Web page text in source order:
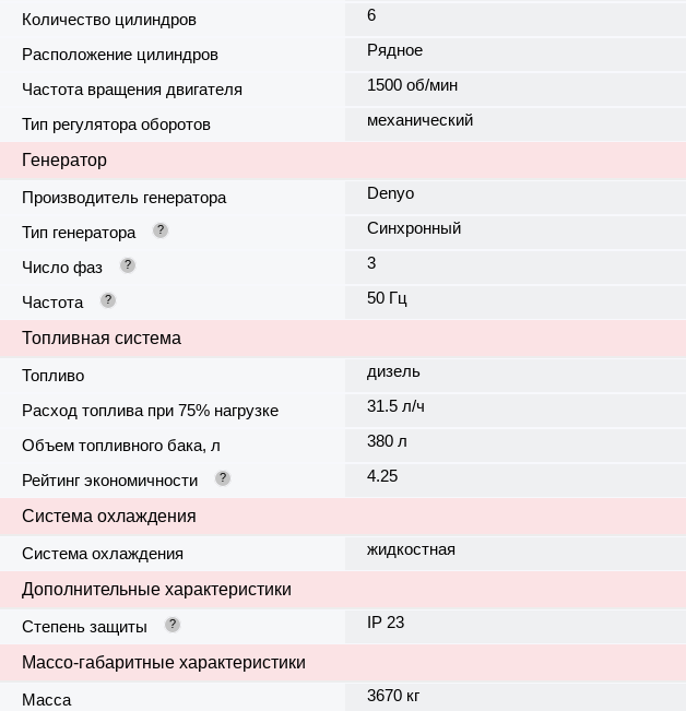
Количество цилиндров 6
Расположение цилиндров Рядное
Частота вращения двигателя 1500 об/мин
Тип регулятора оборотов механический
Генератор
Производитель генератора
Denyo
Тип генератора ? Синхронный
Число фаз ? 3
Частота ? 50 Гц
Топливная система
Топливо
дизель
Расход топлива при 75% нагрузке 31.5 л/ч
Объем топливного бака, л 380 л
Рейтинг экономичности ? 4.25
Система охлаждения
Система охлаждения
жидкостная
Дополнительные характеристики
Степень защиты
? IP 23
Массо-габаритные характеристики
Масса
3670 кг